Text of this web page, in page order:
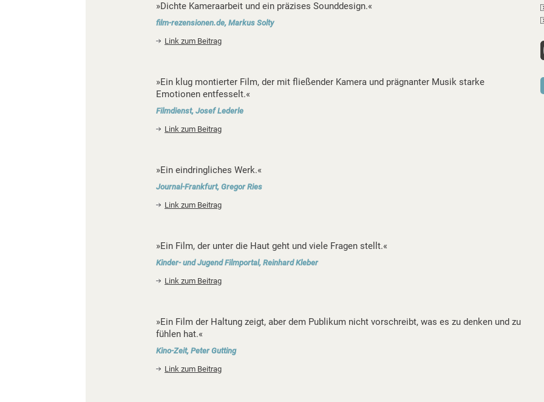
»Dichte Kameraarbeit und ein präzises Sounddesign.«
film-rezensionen.de, Markus Solty
Link zum Beitrag
»Ein klug montierter Film, der mit fließender Kamera und prägnanter Musik starke
Emotionen entfesselt.«
Filmdienst, Josef Lederle
Link zum Beitrag
»Ein eindringliches Werk.«
Journal-Frankfurt, Gregor Ries
Link zum Beitrag
»Ein Film, der unter die Haut geht und viele Fragen stellt.«
Kinder- und Jugend Filmportal, Reinhard Kleber
Link zum Beitrag
»Ein Film der Haltung zeigt, aber dem Publikum nicht vorschreibt, was es zu denken und zu
fühlen hat.«
Kino-Zeit, Peter Gutting
Link zum Beitrag